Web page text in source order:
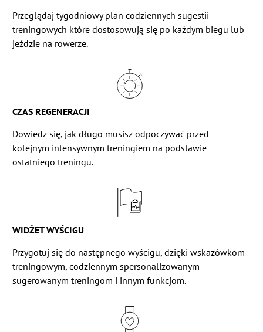
Przeglądaj tygodniowy plan codziennych sugestii
treningowych które dostosowują się po każdym biegu lub
jeździe na rowerze.
CZAS REGENERACJI
Dowiedz się, jak długo musisz odpoczywać przed
kolejnym intensywnym treningiem na podstawie
ostatniego treningu.
WIDŻET WYŚCIGU
Przygotuj się do następnego wyścigu, dzięki wskazówkom
treningowym, codziennym spersonalizowanym
sugerowanym treningom i innym funkcjom.